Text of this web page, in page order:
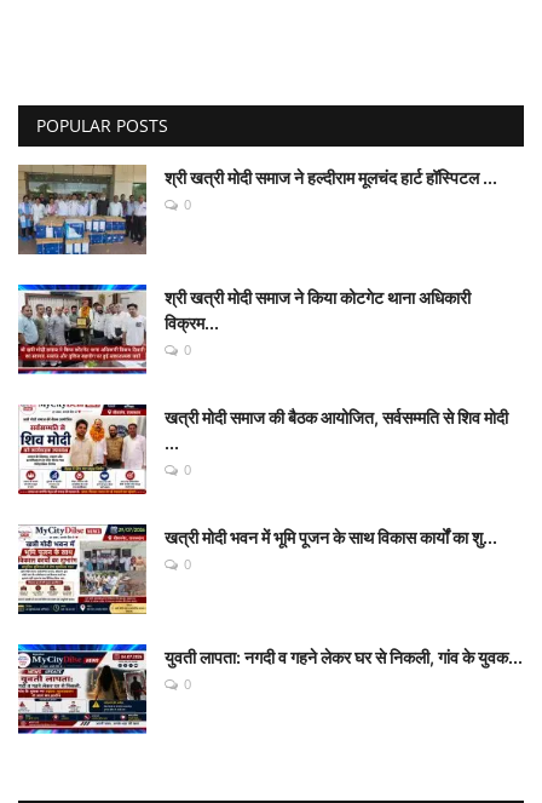
POPULAR POSTS
श्री खत्री मोदी समाज ने हल्दीराम मूलचंद हार्ट हॉस्पिटल ...
0
श्री खत्री मोदी समाज ने किया कोटगेट थाना अधिकारी
विक्रम...
0
खत्री मोदी समाज की बैठक आयोजित, सर्वसम्मति से शिव मोदी
...
0
खत्री मोदी भवन में भूमि पूजन के साथ विकास कार्यों का शु...
0
युवती लापता: नगदी व गहने लेकर घर से निकली, गांव के युवक...
0